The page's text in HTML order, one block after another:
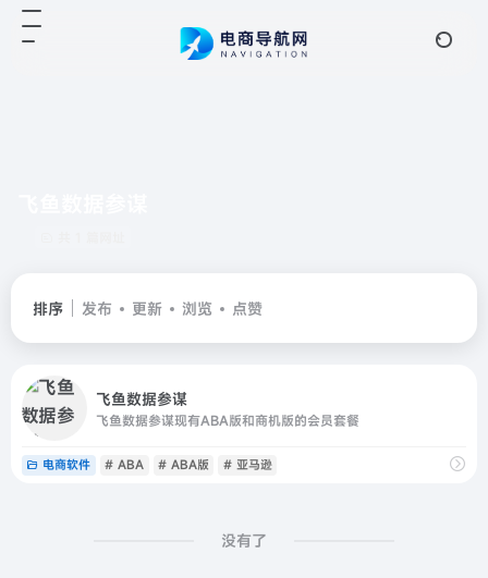
排序 发布 更新 浏览 点赞
飞鱼数据参谋
飞鱼数据参谋现有ABA版和商机版的会员套餐
电商软件 # ABA # ABA版 # 亚马逊
没有了